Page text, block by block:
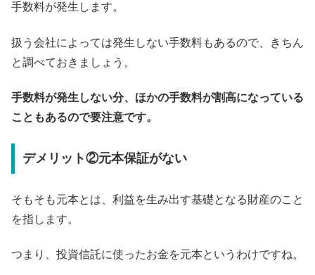
手数料が発生します。
扱う会社によっては発生しない手数料もあるので、きちん
と調べておきましょう。
手数料が発生しない分、ほかの手数料が割高になっている
こともあるので要注意です。
デメリット②元本保証がない
そもそも元本とは、利益を生み出す基礎となる財産のこと
を指します。
つまり、投資信託に使ったお金を元本というわけですね。